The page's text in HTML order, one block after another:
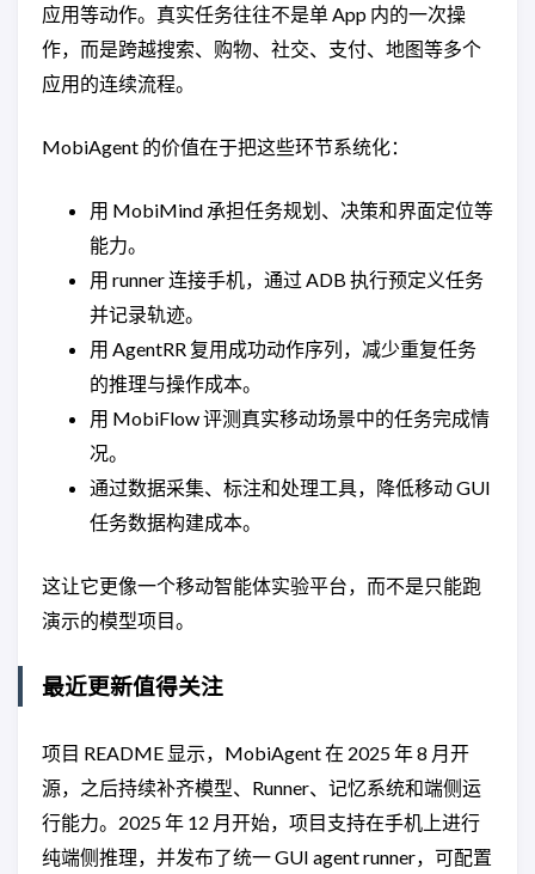
应用等动作。真实任务往往不是单 App 内的一次操
作，而是跨越搜索、购物、社交、支付、地图等多个
应用的连续流程。
MobiAgent 的价值在于把这些环节系统化：
用 MobiMind 承担任务规划、决策和界面定位等
能力。
用 runner 连接手机，通过 ADB 执行预定义任务
并记录轨迹。
用 AgentRR 复用成功动作序列，减少重复任务
的推理与操作成本。
用 MobiFlow 评测真实移动场景中的任务完成情
况。
通过数据采集、标注和处理工具，降低移动 GUI
任务数据构建成本。
这让它更像一个移动智能体实验平台，而不是只能跑
演示的模型项目。
最近更新值得关注
项目 README 显示，MobiAgent 在 2025 年 8 月开
源，之后持续补齐模型、Runner、记忆系统和端侧运
行能力。2025 年 12 月开始，项目支持在手机上进行
纯端侧推理，并发布了统一 GUI agent runner，可配置